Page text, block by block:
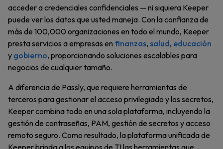
acceder a credenciales confidenciales — ni siquiera Keeper
puede ver los datos que usted maneja. Con la confianza de
más de 100,000 organizaciones en todo el mundo, Keeper
presta servicios a empresas en finanzas, salud, educación
y gobierno, proporcionando soluciones escalables para
negocios de cualquier tamaño.
A diferencia de Passly, que requiere herramientas de
terceros para gestionar el acceso privilegiado y los secretos,
Keeper combina todo en una sola plataforma, incluyendo la
gestión de contraseñas, PAM, gestión de secretos y acceso
remoto seguro. Como resultado, la plataforma unificada de
Keeper brinda a los equipos de TI las herramientas que